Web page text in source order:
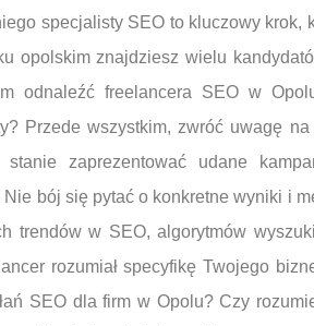
specjalisty SEO to kluczowy krok,
opolskim znajdziesz wielu
odnaleźć freelancera SEO w
Przede wszystkim, zwróć uwagę
zaprezentować udane
bój się pytać o konkretne wyniki i
trendów w SEO, algorytmów
rozumiał specyfikę Twojego
SEO dla firm w Opolu? Czy